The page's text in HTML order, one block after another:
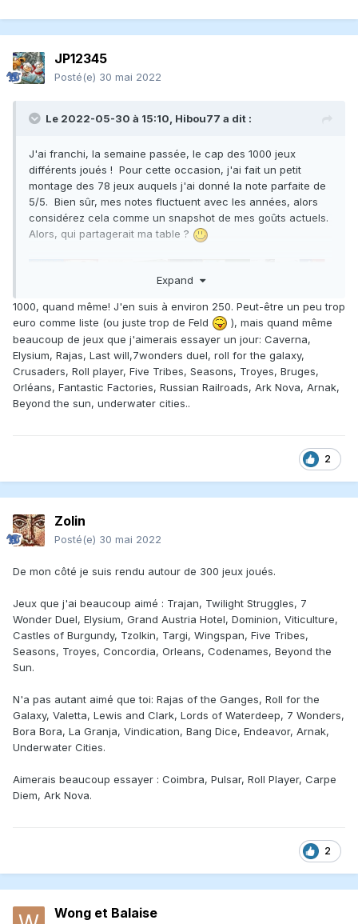
JP12345
Posté(e) 30 mai 2022
Le 2022-05-30 à 15:10, Hibou77 a dit :
J'ai franchi, la semaine passée, le cap des 1000 jeux
différents joués ! Pour cette occasion, j'ai fait un petit
montage des 78 jeux auquels j'ai donné la note parfaite de
5/5. Bien sûr, mes notes fluctuent avec les années, alors
considérez cela comme un snapshot de mes goûts actuels.
Alors, qui partagerait ma table ?
Expand
1000, quand même! J'en suis à environ 250. Peut-être un peu trop
euro comme liste (ou juste trop de Feld
), mais quand même
beaucoup de jeux que j'aimerais essayer un jour: Caverna,
Elysium, Rajas, Last will,7wonders duel, roll for the galaxy,
Crusaders, Roll player, Five Tribes, Seasons, Troyes, Bruges,
Orléans, Fantastic Factories, Russian Railroads, Ark Nova, Arnak,
Beyond the sun, underwater cities..
2
Zolin
Posté(e) 30 mai 2022
De mon côté je suis rendu autour de 300 jeux joués.
Jeux que j'ai beaucoup aimé : Trajan, Twilight Struggles, 7
Wonder Duel, Elysium, Grand Austria Hotel, Dominion, Viticulture,
Castles of Burgundy, Tzolkin, Targi, Wingspan, Five Tribes,
Seasons, Troyes, Concordia, Orleans, Codenames, Beyond the
Sun.
N'a pas autant aimé que toi: Rajas of the Ganges, Roll for the
Galaxy, Valetta, Lewis and Clark, Lords of Waterdeep, 7 Wonders,
Bora Bora, La Granja, Vindication, Bang Dice, Endeavor, Arnak,
Underwater Cities.
Aimerais beaucoup essayer : Coimbra, Pulsar, Roll Player, Carpe
Diem, Ark Nova.
2
Wong et Balaise